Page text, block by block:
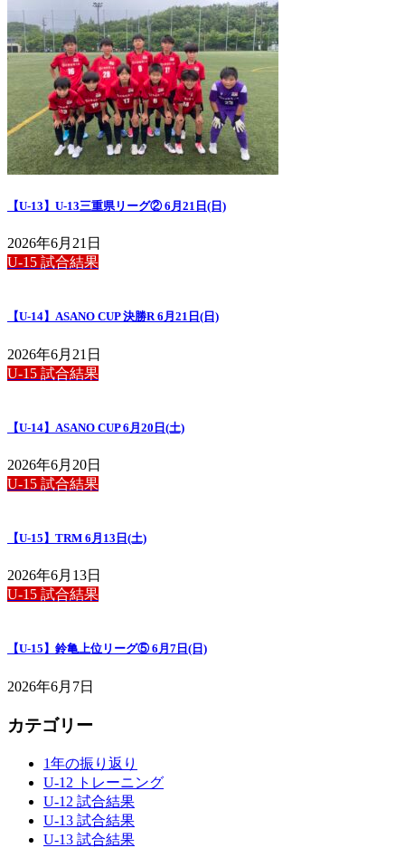
【U-13】U-13三重県リーグ② 6月21日(日)
2026年6月21日
U-15 試合結果
【U-14】ASANO CUP 決勝R 6月21日(日)
2026年6月21日
U-15 試合結果
【U-14】ASANO CUP 6月20日(土)
2026年6月20日
U-15 試合結果
【U-15】TRM 6月13日(土)
2026年6月13日
U-15 試合結果
【U-15】鈴亀上位リーグ⑤ 6月7日(日)
2026年6月7日
カテゴリー
1年の振り返り
U-12 トレーニング
U-12 試合結果
U-13 試合結果
U-13 試合結果